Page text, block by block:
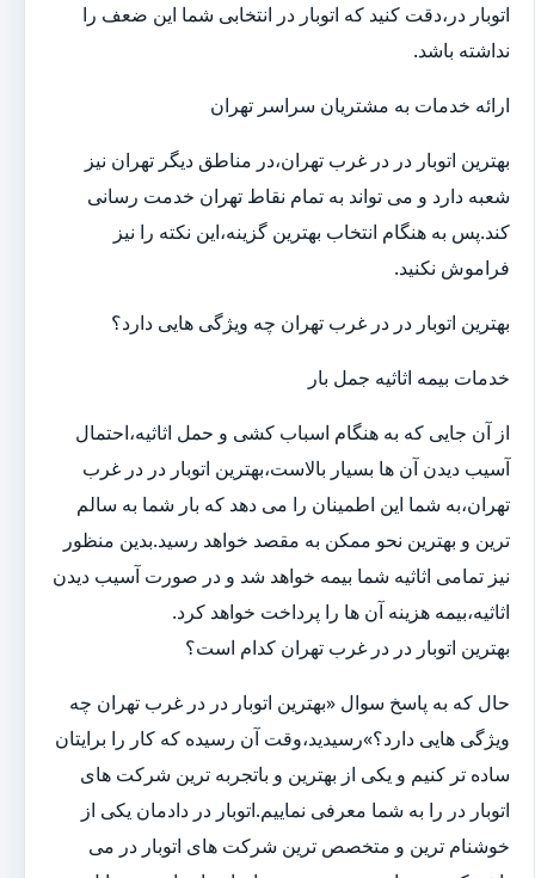
اتوبار در،دقت کنید که اتوبار در انتخابی شما این ضعف را
نداشته باشد.
ارائه خدمات به مشتریان سراسر تهران
بهترین اتوبار در در غرب تهران،در مناطق دیگر تهران نیز
شعبه دارد و می تواند به تمام نقاط تهران خدمت رسانی
کند.پس به هنگام انتخاب بهترین گزینه،این نکته را نیز
فراموش نکنید.
بهترین اتوبار در در غرب تهران چه ویژگی هایی دارد؟
خدمات بیمه اثاثیه جمل بار
از آن جایی که به هنگام اسباب کشی و حمل اثاثیه،احتمال
آسیب دیدن آن ها بسیار بالاست،بهترین اتوبار در در غرب
تهران،به شما این اطمینان را می دهد که بار شما به سالم
ترین و بهترین نحو ممکن به مقصد خواهد رسید.بدین منظور
نیز تمامی اثاثیه شما بیمه خواهد شد و در صورت آسیب دیدن
اثاثیه،بیمه هزینه آن ها را پرداخت خواهد کرد.
بهترین اتوبار در در غرب تهران کدام است؟
حال که به پاسخ سوال «بهترین اتوبار در در غرب تهران چه
ویژگی هایی دارد؟»رسیدید،وقت آن رسیده که کار را برایتان
ساده تر کنیم و یکی از بهترین و باتجربه ترین شرکت های
اتوبار در را به شما معرفی نماییم.اتوبار در دادمان یکی از
خوشنام ترین و متخصص ترین شرکت های اتوبار در می